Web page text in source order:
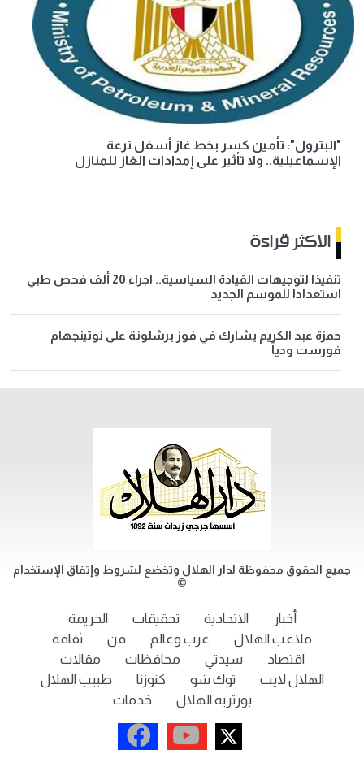
"البترول": تأمين كسر بخط غاز أسفل ترعة
الإسماعيلية.. ولا تأثير على إمدادات الغاز للمنازل
الاكثر قراءة
تنفيذا لتوجيهات القيادة السياسية.. اجراء 20 ألف فحص طبي
استعدادا للموسم الجديد
حمزة عبد الكريم يشارك في فوز برشلونة على نوتينجهام
فورست ودياً
جميع الحقوق محفوظة لدار الهلال وتخضع لشروط وإتفاق الإستخدام
©
أخبار الاتحادية تحقيقات
الجريمة
ملاعب الهلال
عرب وعالم فن
ثقافة
اقتصاد
سيدتي محافظات
مقالات
الهلال لايت
توك شو كنوزنا
طبيب الهلال
بورتريه الهلال
خدمات